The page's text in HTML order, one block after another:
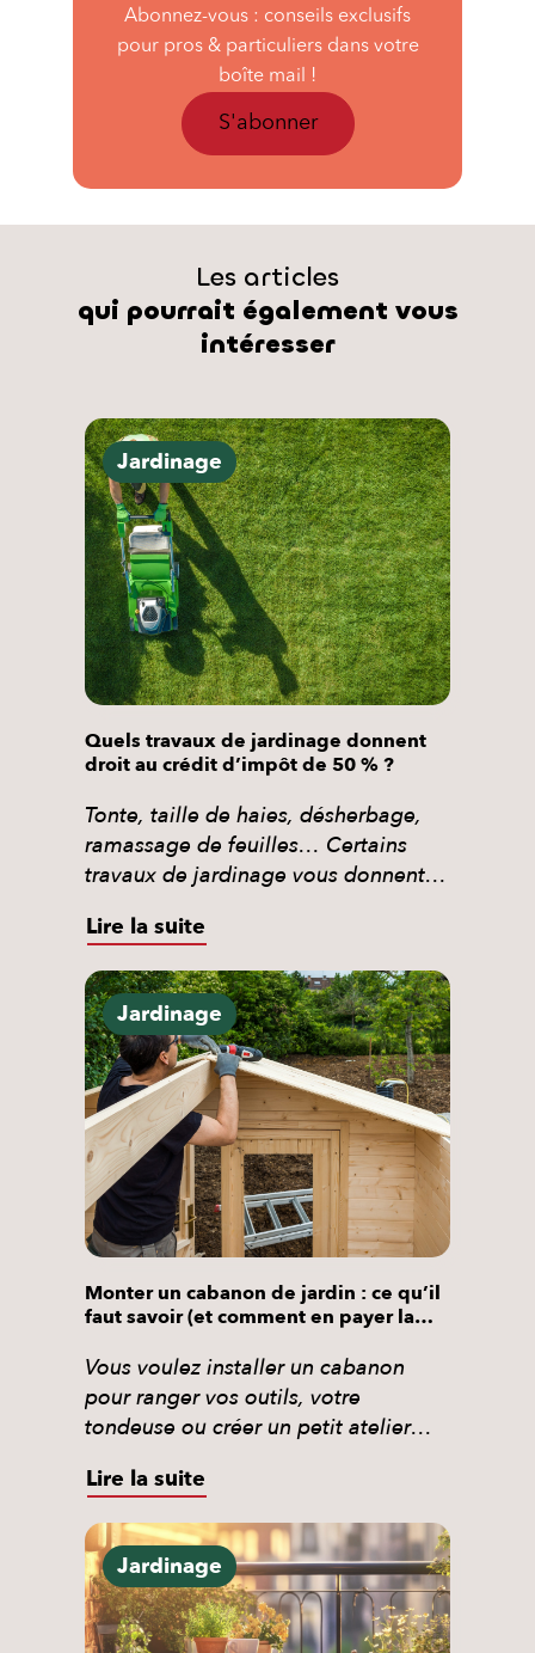
Abonnez-vous : conseils exclusifs
pour pros & particuliers dans votre
boîte mail !
S'abonner
Les articles
qui pourrait également vous
intéresser
Jardinage
Quels travaux de jardinage donnent
droit au crédit d’impôt de 50 % ?
Tonte, taille de haies, désherbage,
ramassage de feuilles… Certains
travaux de jardinage vous donnent
dans le cadre des services à la
personne. Voici exactement ce qui
est éligible, ce qui ne l’est pas, et
comment en bénéficier sans avancer
la totalité de la facture. Le jardinage,
c’est […]
Lire la suite
Jardinage
Monter un cabanon de jardin : ce qu’il
faut savoir (et comment en payer la
Vous voulez installer un cabanon
pour ranger vos outils, votre
tondeuse ou créer un petit atelier
honnêtement comment ça se passe :
étapes, matériaux, réglementation et
vous révèle une option que
beaucoup de particuliers ignorent :
faire appel à un professionnel et
récupérer 50 % du coût grâce au […]
Lire la suite
Jardinage